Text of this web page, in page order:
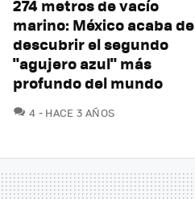
274 metros de vacío
marino: México acaba de
descubrir el segundo
"agujero azul" más
profundo del mundo
4 COMENTARIOS
HACE 3 AÑOS